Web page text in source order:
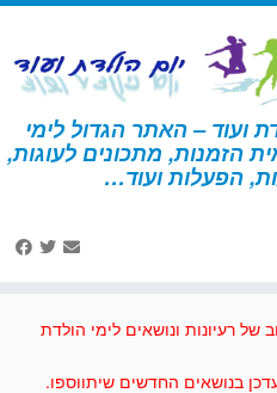
ועוד – האתר הגדול לימי
הזמנות, מתכונים לעוגות,
הפעלות ועוד…
חיים
של רעיונות ונושאים לימי הולדת
בנושאים החדשים שיתווספו.